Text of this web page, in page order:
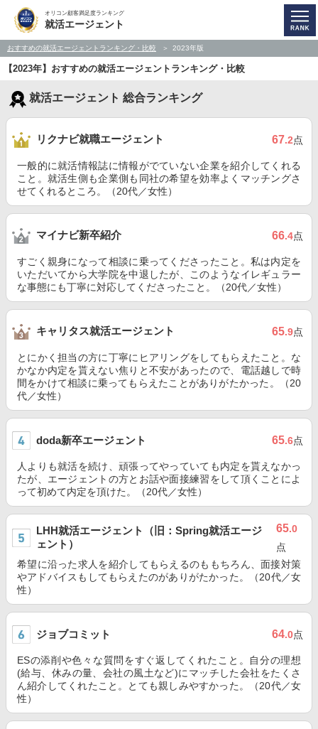
オリコン顧客満足度ランキング
就活エージェント
おすすめの就活エージェントランキング・比較 2023年版
【2023年】おすすめの就活エージェントランキング・比較
就活エージェント 総合ランキング
リクナビ就職エージェント 67.2点
一般的に就活情報誌に情報がでていない企業を紹介してくれる
こと。就活生側も企業側も同社の希望を効率よくマッチングさ
せてくれるところ。（20代／女性）
マイナビ新卒紹介 66.4点
すごく親身になって相談に乗ってくださったこと。私は内定を
いただいてから大学院を中退したが、このようなイレギュラー
な事態にも丁寧に対応してくださったこと。（20代／女性）
キャリタス就活エージェント 65.9点
とにかく担当の方に丁寧にヒアリングをしてもらえたこと。な
かなか内定を貰えない焦りと不安があったので、電話越しで時
間をかけて相談に乗ってもらえたことがありがたかった。（20
代／女性）
doda新卒エージェント 65.6点
人よりも就活を続け、頑張ってやっていても内定を貰えなかっ
たが、エージェントの方とお話や面接練習をして頂くことによ
って初めて内定を頂けた。（20代／女性）
LHH就活エージェント（旧：Spring就活エージ
ェント）
65.0
点
希望に沿った求人を紹介してもらえるのももちろん、面接対策
やアドバイスもしてもらえたのがありがたかった。（20代／女
性）
ジョブコミット 64.0点
ESの添削や色々な質問をすぐ返してくれたこと。自分の理想
(給与、休みの量、会社の風土など)にマッチした会社をたくさ
ん紹介してくれたこと。とても親しみやすかった。（20代／女
性）